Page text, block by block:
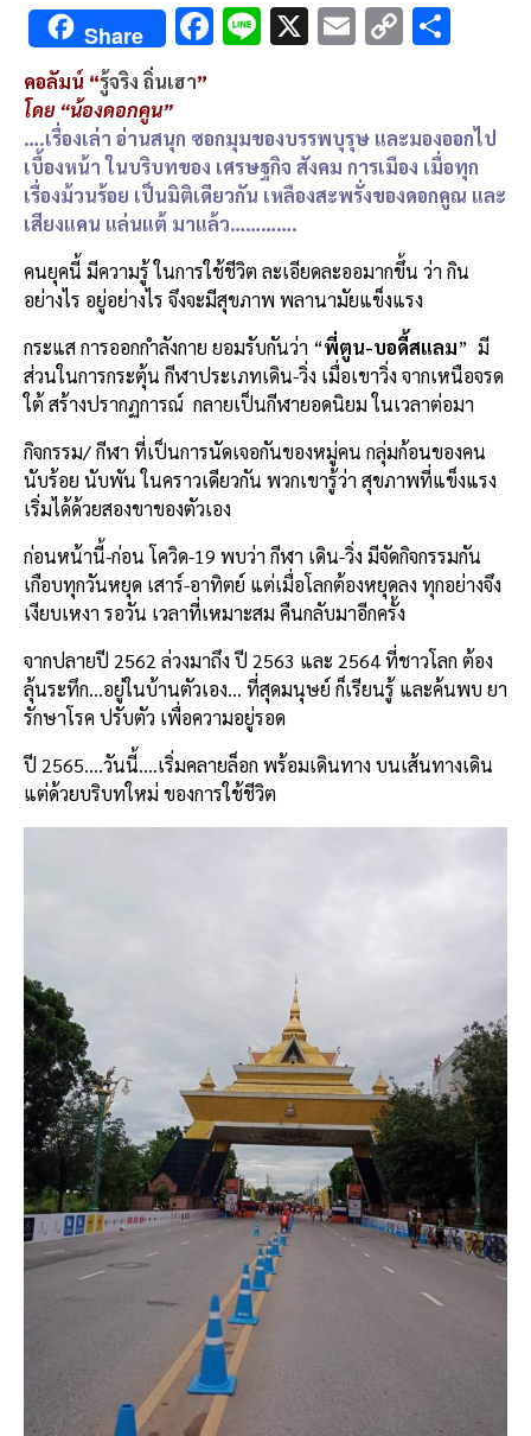
Share F
b
o
o
k
Li X E
l
C
Li
n
k
e
คอลัมน์ “รู้จริง ถิ่นเฮา”
โดย “น้องดอกคูน”
….เรื่องเล่า อ่านสนุก ซอกมุมของบรรพบุรุษ และมองออกไป
เบื้องหน้า ในบริบทของ เศรษฐกิจ สังคม การเมือง เมื่อทุก
เรื่องม้วนร้อย เป็นมิติเดียวกัน เหลืองสะพรั่งของดอกคูณ และ
เสียงแคน แล่นแต้ มาแล้ว………….
คนยุคนี้ มีความรู้ ในการใช้ชีวิต ละเอียดละออมากขึ้น ว่า กิน
อย่างไร อยู่อย่างไร จึงจะมีสุขภาพ พลานามัยแข็งแรง
กระแส การออกกำลังกาย ยอมรับกันว่า “พี่ตูน-บอดี้สแลม” มี
ส่วนในการกระตุ้น กีฬาประเภทเดิน-วิ่ง เมื่อเขาวิ่ง จากเหนือจรด
ใต้ สร้างปรากฏการณ์ กลายเป็นกีฬายอดนิยม ในเวลาต่อมา
กิจกรรม/ กีฬา ที่เป็นการนัดเจอกันของหมู่คน กลุ่มก้อนของคน
นับร้อย นับพัน ในคราวเดียวกัน พวกเขารู้ว่า สุขภาพที่แข็งแรง
เริ่มได้ด้วยสองขาของตัวเอง
ก่อนหน้านี้-ก่อน โควิด-19 พบว่า กีฬา เดิน-วิ่ง มีจัดกิจกรรมกัน
เกือบทุกวันหยุด เสาร์-อาทิตย์ แต่เมื่อโลกต้องหยุดลง ทุกอย่างจึง
เงียบเหงา รอวัน เวลาที่เหมาะสม คืนกลับมาอีกครั้ง
จากปลายปี 2562 ล่วงมาถึง ปี 2563 และ 2564 ที่ชาวโลก ต้อง
ลุ้นระทึก…อยู่ในบ้านตัวเอง… ที่สุดมนุษย์ ก็เรียนรู้ และค้นพบ ยา
รักษาโรค ปรับตัว เพื่อความอยู่รอด
ปี 2565….วันนี้….เริ่มคลายล็อก พร้อมเดินทาง บนเส้นทางเดิน
แต่ด้วยบริบทใหม่ ของการใช้ชีวิต